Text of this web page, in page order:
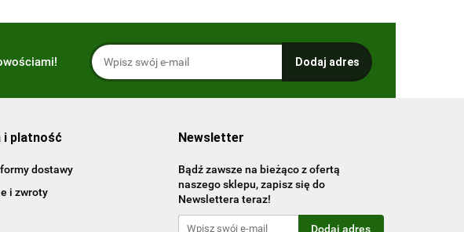
i platność
dostawy
i zwroty
Newsletter
Bądź zawsze na bieżąco z ofertą
naszego sklepu, zapisz się do
Newslettera teraz!